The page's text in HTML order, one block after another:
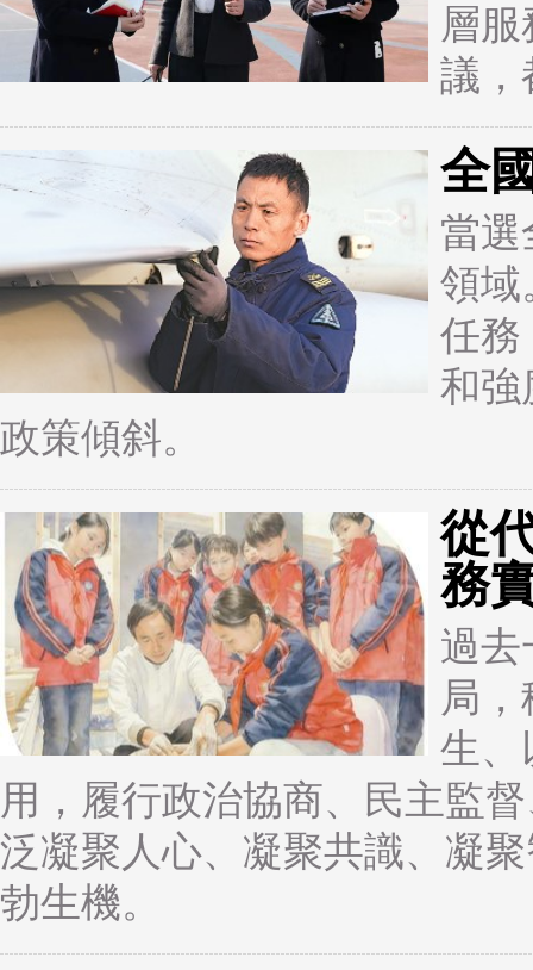
層
議，
全
當選
領域
任務
和強
政策傾斜。
從
務
過去
局
生、
用，履行政治協商、民主監
泛凝聚人心、凝聚共識、凝
勃生機。